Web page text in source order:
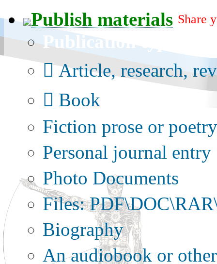
Publish materials Share
Publication type?
Article, research,
Book
Fiction prose or poetry
Personal journal entry
Photo Documents
Files:
Biography
An audiobook or